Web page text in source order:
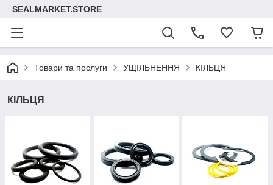
SEALMARKET.STORE
Товари та послуги УЩІЛЬНЕННЯ КІЛЬЦЯ
КІЛЬЦЯ